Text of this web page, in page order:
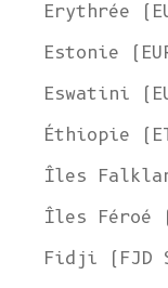
Erythrée
Estonie
Eswatini
Éthiopie
Îles
Îles Féroé
Fidji (FJD